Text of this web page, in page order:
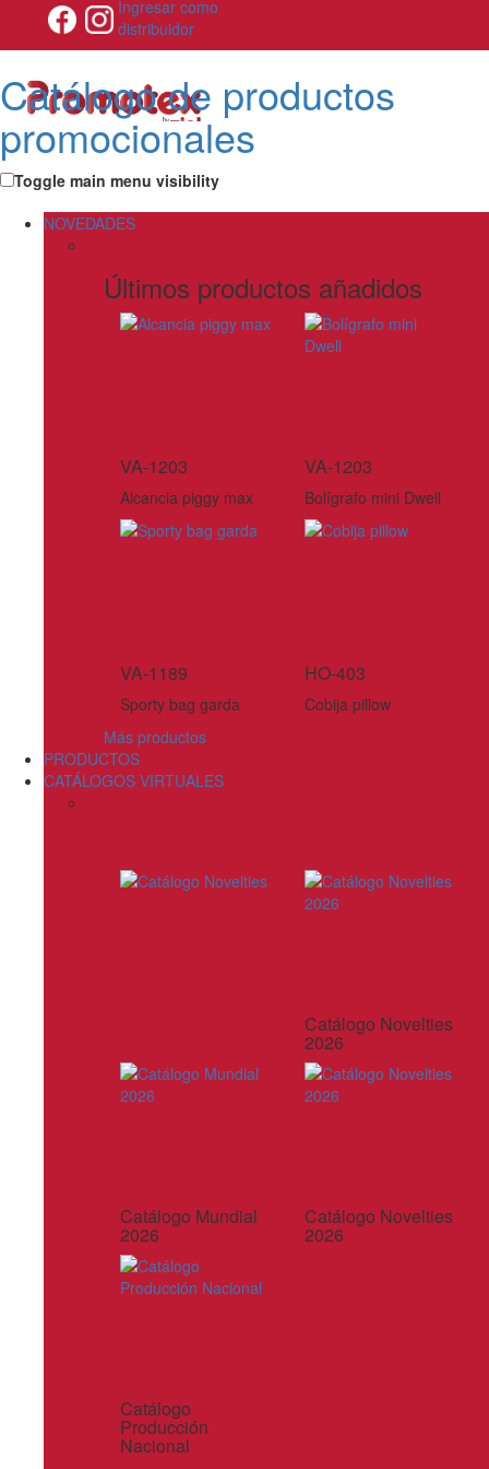
Ingresar como
distribuidor
Catálogo de productos
promocionales
Toggle main menu visibility
NOVEDADES
Últimos productos añadidos
VA-1203
Alcancia piggy max
VA-1203
Bolígrafo mini Dwell
VA-1189
Sporty bag garda
HO-403
Cobija pillow
Más productos
PRODUCTOS
CATÁLOGOS VIRTUALES
Catálogo Novelties
2026
Catálogo Mundial
2026
Catálogo Novelties
2026
Catálogo
Producción
Nacional